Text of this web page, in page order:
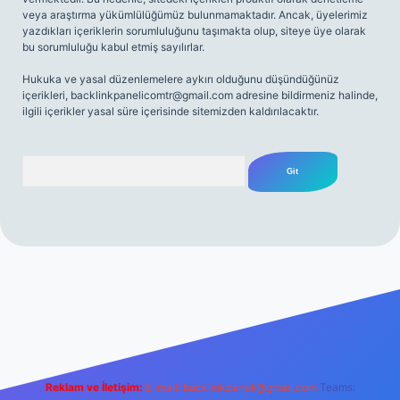
veya araştırma yükümlülüğümüz bulunmamaktadır. Ancak, üyelerimiz
yazdıkları içeriklerin sorumluluğunu taşımakta olup, siteye üye olarak
bu sorumluluğu kabul etmiş sayılırlar.
Hukuka ve yasal düzenlemelere aykırı olduğunu düşündüğünüz
içerikleri, backlinkpanelicomtr@gmail.com adresine bildirmeniz halinde,
ilgili içerikler yasal süre içerisinde sitemizden kaldırılacaktır.
Reklam ve İletişim: E-mail: backlinkpaneli@gmail.com Teams: